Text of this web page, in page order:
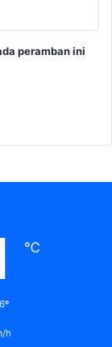
peramban ini
℃
h